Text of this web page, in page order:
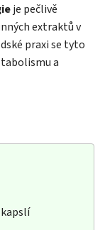
je pečlivě
extraktů v
praxi se tyto
a